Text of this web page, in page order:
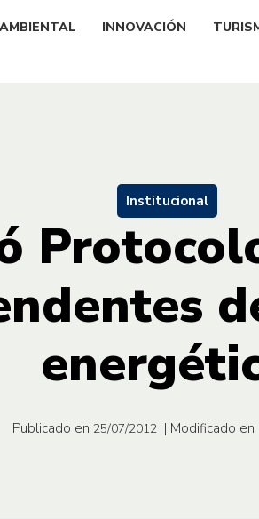
INNOVACIÓN
Institucional
Publicado en 25/07/2012 | Modificado en